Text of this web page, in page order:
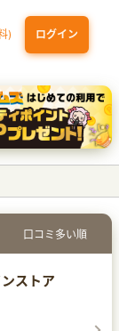
) ログイン
族カード発行）
ットプラン
口コミ多い順
ストア